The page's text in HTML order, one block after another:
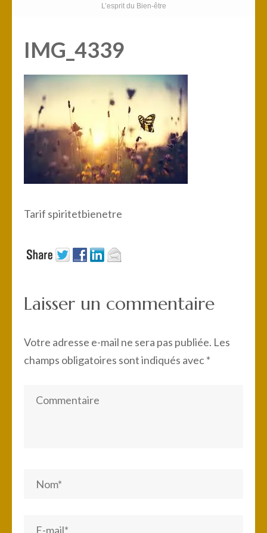
L’esprit du Bien-être
IMG_4339
Tarif spiritetbienetre
Laisser un commentaire
Votre adresse e-mail ne sera pas publiée. Les
champs obligatoires sont indiqués avec*